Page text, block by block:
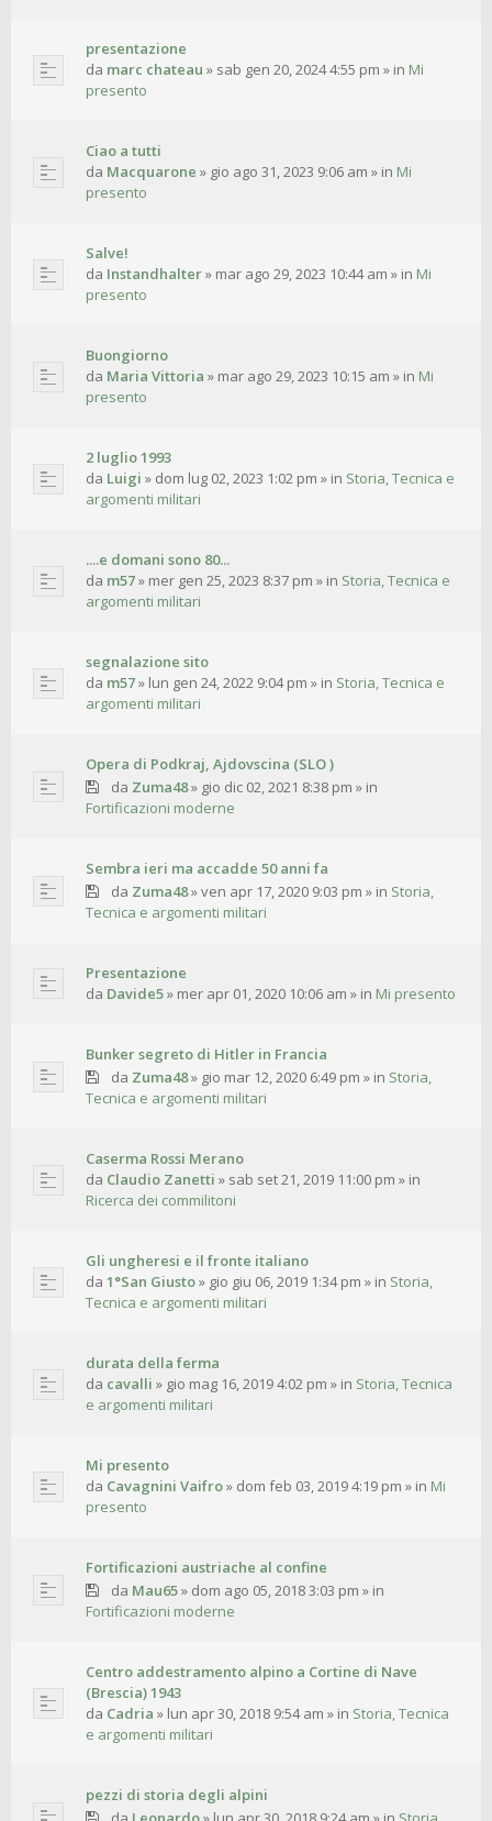
presentazione
da marc chateau » sab gen 20, 2024 4:55 pm » in Mi
presento
Ciao a tutti
da Macquarone » gio ago 31, 2023 9:06 am » in Mi
presento
Salve!
da Instandhalter» mar ago 29, 2023 10:44 am » in Mi
presento
Buongiorno
da Maria Vittoria » mar ago 29, 2023 10:15 am » in Mi
presento
2 luglio 1993
da Luigi » dom lug 02, 2023 1:02 pm » in Storia, Tecnica e
argomenti militari
....e domani sono 80...
da m57» mer gen 25, 2023 8:37 pm » in Storia, Tecnica e
argomenti militari
segnalazione sito
da m57» lun gen 24, 2022 9:04 pm » in Storia, Tecnica e
argomenti militari
Opera di Podkraj, Ajdovscina (SLO )
da Zuma48» gio dic 02, 2021 8:38 pm » in
Fortificazioni moderne
Sembra ieri ma accadde 50 anni fa
da Zuma48»ven apr 17, 2020 9:03 pm » in Storia,
Tecnica e argomenti militari
Presentazione
da Davide5» mer apr 01, 2020 10:06 am » in Mi presento
Bunker segreto di Hitler in Francia
da Zuma48» gio mar 12, 2020 6:49 pm » in Storia,
Tecnica e argomenti militari
Caserma Rossi Merano
da Claudio Zanetti » sab set 21, 2019 11:00 pm » in
Ricerca dei commilitoni
Gli ungheresi e il fronte italiano
da 1°San Giusto» gio giu 06, 2019 1:34 pm » in Storia,
Tecnica e argomenti militari
durata della ferma
da cavalli » gio mag 16, 2019 4:02 pm » in Storia, Tecnica
e argomenti militari
Mi presento
da Cavagnini Vaifro» dom feb 03, 2019 4:19 pm » in Mi
presento
Fortificazioni austriache al confine
da Mau65» dom ago 05, 2018 3:03 pm » in
Fortificazioni moderne
Centro addestramento alpino a Cortine di Nave
(Brescia) 1943
da Cadria » lun apr 30, 2018 9:54 am » in Storia, Tecnica
e argomenti militari
pezzi di storia degli alpini